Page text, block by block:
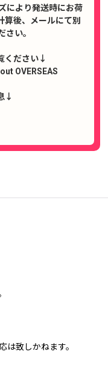
により発送時にお荷
算後、メールにて別
さい。
ください↓
OVERSEAS
↓
は致しかねます。